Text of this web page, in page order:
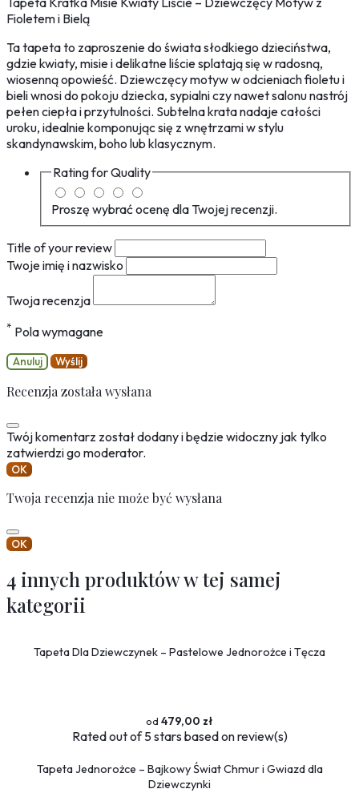
Fioletem i Bielą
Ta tapeta to zaproszenie do świata słodkiego dzieciństwa,
gdzie kwiaty, misie i delikatne liście splatają się w radosną,
wiosenną opowieść. Dziewczęcy motyw w odcieniach fioletu i
bieli wnosi do pokoju dziecka, sypialni czy nawet salonu nastrój
pełen ciepła i przytulności. Subtelna krata nadaje całości
uroku, idealnie komponując się z wnętrzami w stylu
skandynawskim, boho lub klasycznym.
Rating forQuality
Proszę wybrać ocenę dla Twojej recenzji.
Title of your review
Twoje imię i nazwisko
Twoja recenzja
* Pola wymagane
Anuluj Wyślij
Recenzja została wysłana
Twój komentarz został dodany i będzie widoczny jak tylko
zatwierdzi go moderator.
OK
Twoja recenzja nie może być wysłana
OK
4 innych produktów w tej samej
kategorii
Tapeta Dla Dziewczynek – Pastelowe Jednorożce i Tęcza
479,00 zł
Ratedout of 5 stars based onreview(s)
Tapeta Jednorożce – Bajkowy Świat Chmur i Gwiazd dla
Dziewczynki